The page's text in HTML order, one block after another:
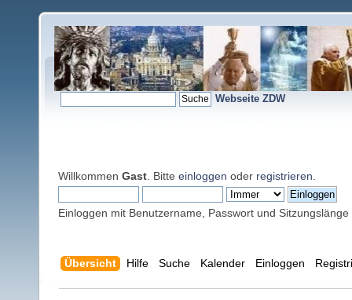
Webseite ZDW
Willkommen Gast . Bitte einloggen oder registrieren
Einloggen mit Benutzername, Passwort und Sitzungslänge
Übersicht Hilfe Suche Kalender Einloggen